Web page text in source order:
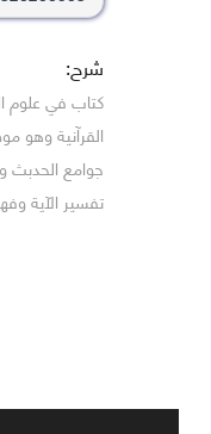
شرح:
كتاب في علوم
القرآنية
جوامع الحدبث
تفسير الآية